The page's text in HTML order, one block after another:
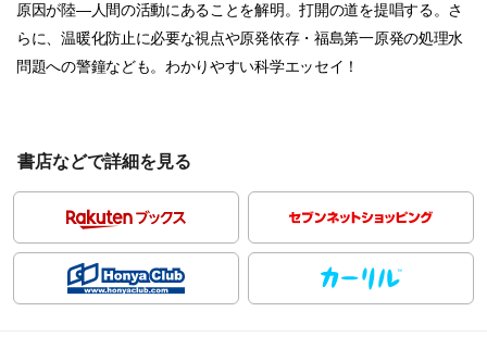
原因が陸―人間の活動にあることを解明。打開の道を提唱する。さ
らに、温暖化防止に必要な視点や原発依存・福島第一原発の処理水
問題への警鐘なども。わかりやすい科学エッセイ！
書店などで詳細を見る